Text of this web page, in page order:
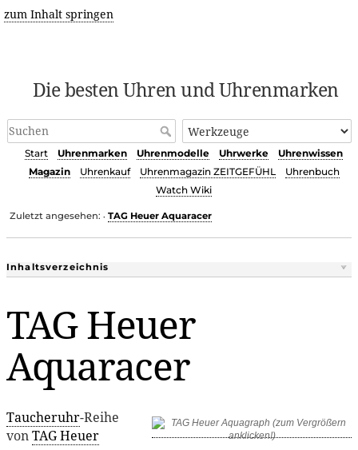
zum Inhalt springen
Die besten Uhren und Uhrenmarken
Start Uhrenmarken Uhrenmodelle Uhrwerke
Uhrenwissen
Magazin
Uhrenkauf Uhrenmagazin ZEITGEFÜHL
Uhrenbuch
Watch Wiki
Zuletzt angesehen: • TAG Heuer Aquaracer
Inhaltsverzeichnis
TAG Heuer
Aquaracer
Taucheruhr-Reihe
vonTAG Heuer